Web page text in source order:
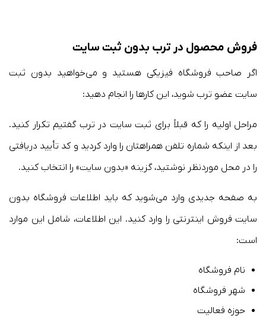
فروش محصول در ترب بدون ثبت سایت
اگر صاحب فروشگاه فیزیکی هستید و می‌خواهید بدون ثبت
سایت عضو ترب شوید، این کارها را انجام دهید:
مراحل اولیه را که قبلاً برای ثبت سایت در ترب گفتیم تکرار کنید.
بعد از اینکه شماره تلفن همراهتان را وارد کردید و کد تأیید دریافتی
را در محل موردنظر نوشتید، گزینه «بدون سایت» را انتخاب کنید.
به صفحه جدیدی وارد می‌شوید که باید اطلاعات فروشگاه بدون
سایت فروش اینترنتی را وارد کنید. این اطلاعات، شامل این موارد
است:
نام فروشگاه
شهر فروشگاه
حوزه فعالیت